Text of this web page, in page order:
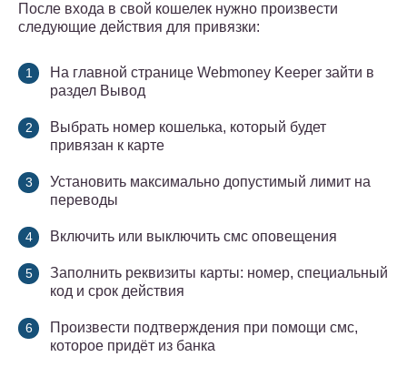
После входа в свой кошелек нужно произвести
следующие действия для привязки:
На главной странице Webmoney Keeper зайти в
раздел Вывод
Выбрать номер кошелька, который будет
привязан к карте
Установить максимально допустимый лимит на
переводы
Включить или выключить смс оповещения
Заполнить реквизиты карты: номер, специальный
код и срок действия
Произвести подтверждения при помощи смс,
которое придёт из банка